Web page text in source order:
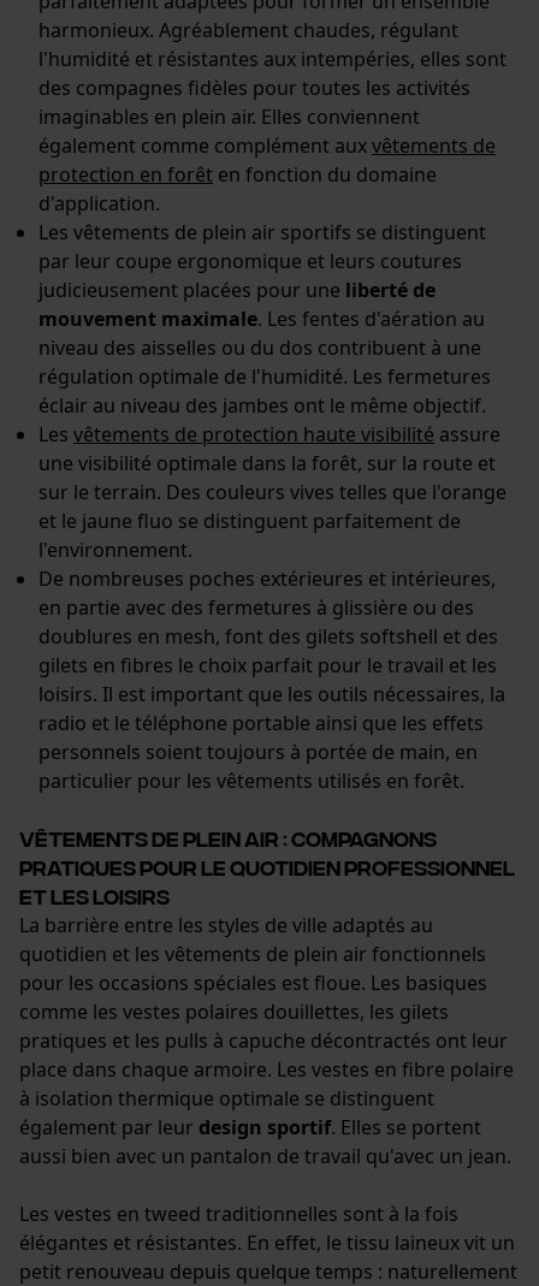
harmonieux. Agréablement chaudes, régulant
l'humidité et résistantes aux intempéries, elles sont
des compagnes fidèles pour toutes les activités
imaginables en plein air. Elles conviennent
également comme complément auxvêtements de
protection en forêt en fonction du domaine
d'application.
Les vêtements de plein air sportifs se distinguent
par leur coupe ergonomique et leurs coutures
judicieusement placées pour une liberté de
mouvement maximale. Les fentes d'aération au
niveau des aisselles ou du dos contribuent à une
régulation optimale de l'humidité. Les fermetures
éclair au niveau des jambes ont le même objectif.
Les vêtements de protection haute visibilité assure
une visibilité optimale dans la forêt, sur la route et
sur le terrain. Des couleurs vives telles que l'orange
et le jaune fluo se distinguent parfaitement de
l'environnement.
De nombreuses poches extérieures et intérieures,
en partie avec des fermetures à glissière ou des
doublures en mesh, font des gilets softshell et des
gilets en fibres le choix parfait pour le travail et les
loisirs. Il est important que les outils nécessaires, la
radio et le téléphone portable ainsi que les effets
personnels soient toujours à portée de main, en
particulier pour les vêtements utilisés en forêt.
Vêtements de plein air : compagnons
pratiques pour le quotidien professionnel
et les loisirs
La barrière entre les styles de ville adaptés au
quotidien et les vêtements de plein air fonctionnels
pour les occasions spéciales est floue. Les basiques
comme les vestes polaires douillettes, les gilets
pratiques et les pulls à capuche décontractés ont leur
place dans chaque armoire. Les vestes en fibre polaire
à isolation thermique optimale se distinguent
également par leur design sportif. Elles se portent
aussi bien avec un pantalon de travail qu'avec un jean.
Les vestes en tweed traditionnelles sont à la fois
élégantes et résistantes. En effet, le tissu laineux vit un
petit renouveau depuis quelque temps : naturellement
Econda Analytics
Mouseflow Web Analytics Tool
Fact-Finder Tracking
Cookies de performance et de
fonctionnalité
Loop54 Personalization
Page d'accueil personnalisée
Panier sauvegardé
Géo-IP et détection des
utilisateurs
Vidéos YouTube
Google Maps
Prise de contact par chat
Google Global Site Tag
Microsoft Advertising Universal
Event Tracking
Facebook Pixel
Survicate